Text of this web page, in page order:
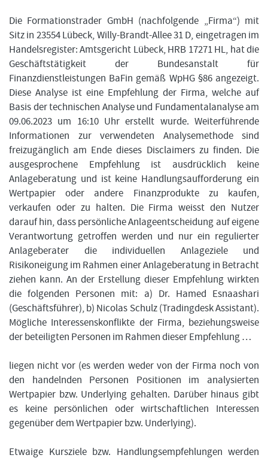
Die Formationstrader GmbH (nachfolgende „Firma“) mit
Sitz in 23554 Lübeck, Willy-Brandt-Allee 31 D, eingetragen im
Handelsregister: Amtsgericht Lübeck, HRB 17271 HL, hat die
Geschäftstätigkeit der Bundesanstalt für
Finanzdienstleistungen BaFin gemäß WpHG §86 angezeigt.
Diese Analyse ist eine Empfehlung der Firma, welche auf
Basis der technischen Analyse und Fundamentalanalyse am
09.06.2023 um 16:10 Uhr erstellt wurde. Weiterführende
Informationen zur verwendeten Analysemethode sind
freizugänglich am Ende dieses Disclaimers zu finden. Die
ausgesprochene Empfehlung ist ausdrücklich keine
Anlageberatung und ist keine Handlungsaufforderung ein
Wertpapier oder andere Finanzprodukte zu kaufen,
verkaufen oder zu halten. Die Firma weisst den Nutzer
darauf hin, dass persönliche Anlageentscheidung auf eigene
Verantwortung getroffen werden und nur ein regulierter
Anlageberater die individuellen Anlageziele und
Risikoneigung im Rahmen einer Anlageberatung in Betracht
ziehen kann. An der Erstellung dieser Empfehlung wirkten
die folgenden Personen mit: a) Dr. Hamed Esnaashari
(Geschäftsführer), b) Nicolas Schulz (Tradingdesk Assistant).
Mögliche Interessenskonflikte der Firma, beziehungsweise
der beteiligten Personen im Rahmen dieser Empfehlung …
liegen nicht vor (es werden weder von der Firma noch von
den handelnden Personen Positionen im analysierten
Wertpapier bzw. Underlying gehalten. Darüber hinaus gibt
es keine persönlichen oder wirtschaftlichen Interessen
gegenüber dem Wertpapier bzw. Underlying).
Etwaige Kursziele bzw. Handlungsempfehlungen werden